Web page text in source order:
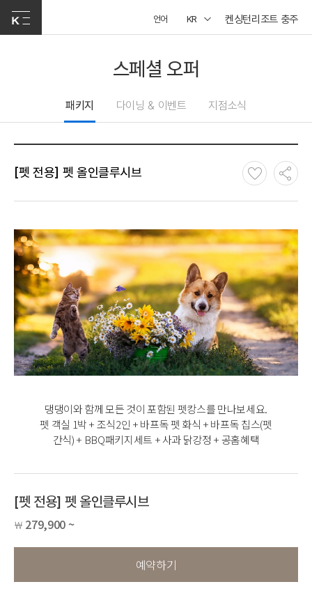
언어 KR 켄싱턴리조트 충주
스페셜 오퍼
패키지 다이닝 & 이벤트 지점소식
[펫 전용] 펫 올인클루시브
댕댕이와 함께 모든 것이 포함된 펫캉스를 만나보세요.
펫 객실 1박 + 조식2인 + 바프독 펫 화식 + 바프독 칩스(펫
간식) + BBQ패키지세트 + 사과 닭강정 + 공홈혜택
[펫 전용] 펫 올인클루시브
￦ 279,900 ~
예약하기